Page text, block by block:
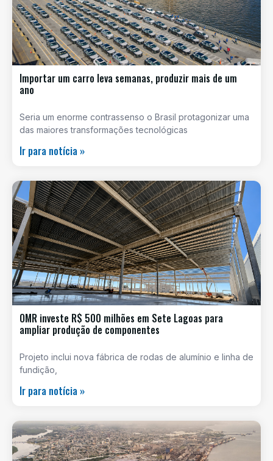
Importar um carro leva semanas, produzir mais de um
ano
Seria um enorme contrassenso o Brasil protagonizar uma
das maiores transformações tecnológicas
Ir para notícia »
OMR investe R$ 500 milhões em Sete Lagoas para
ampliar produção de componentes
Projeto inclui nova fábrica de rodas de alumínio e linha de
fundição,
Ir para notícia »